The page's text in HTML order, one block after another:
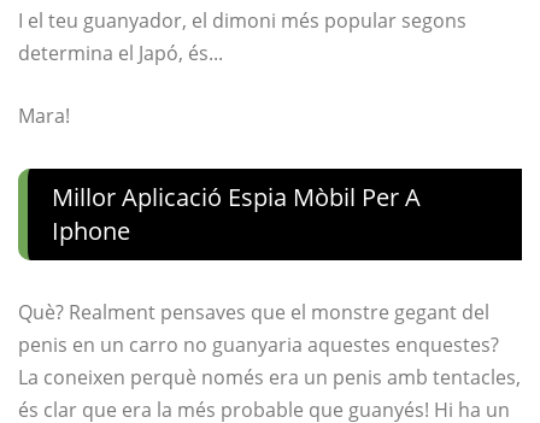
I el teu guanyador, el dimoni més popular segons
determina el Japó, és...
Mara!
Millor Aplicació Espia Mòbil Per A
Iphone
Què? Realment pensaves que el monstre gegant del
penis en un carro no guanyaria aquestes enquestes?
La coneixen perquè només era un penis amb tentacles,
és clar que era la més probable que guanyés! Hi ha un